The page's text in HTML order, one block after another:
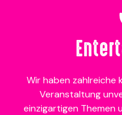
Wir haben zahlreiche
Veranstaltung
einzigartigen Themen